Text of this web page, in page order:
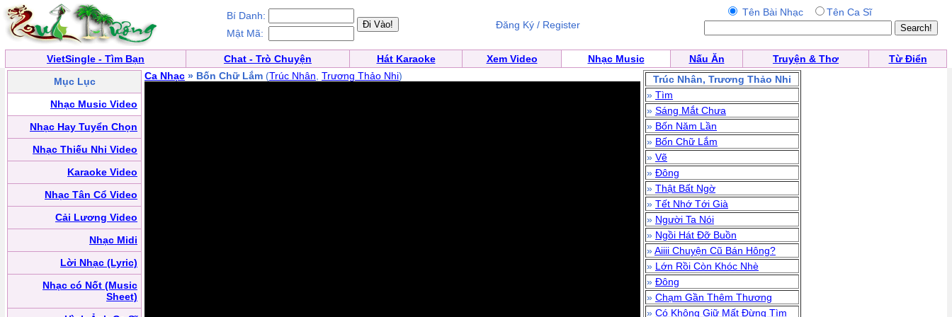
Bí Danh:
Mật Mã:
Đăng Ký / Register
Tên Bài Nhạc Tên Ca Sĩ
VietSingle - Tìm Bạn Chat - Trò Chuyện Hát Karaoke Xem Video Nhạc Music Nấu Ăn Truyện & Thơ
Từ Điển
Mục Lục
Nhạc Music Video
Nhạc Hay Tuyển Chọn
Nhạc Thiếu Nhi Video
Karaoke Video
Nhạc Tân Cổ Video
Cải Lương Video
Nhạc Midi
Lời Nhạc (Lyric)
Nhạc có Nốt (Music
Sheet)
Ca Nhạc » Bốn Chữ Lắm (Trúc Nhân Trương Thảo Nhi)
Trúc Nhân, Trương Thảo Nhi
» Tìm
» Sáng Mắt Chưa
» Bốn Năm Lần
» Bốn Chữ Lắm
» Vẽ
» Đông
» Thật Bất Ngờ
» Tết Nhớ Tới Già
» Người Ta Nói
» Ngồi Hát Đỡ Buồn
»Aiiii Chuyện Cũ Bán Hông?
» Lớn Rồi Còn Khóc Nhè
» Đông
» Chạm Gần Thêm Thương
» Có Không Giữ Mất Đừng Tìm